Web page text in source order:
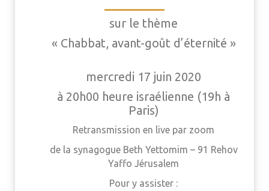
sur le thème
« Chabbat, avant-goût d’éternité »
mercredi 17 juin 2020
à 20h00 heure israélienne (19h à
Paris)
Retransmission en live par zoom
de la synagogue Beth Yettomim – 91 Rehov
Yaffo Jérusalem
Pour y assister :